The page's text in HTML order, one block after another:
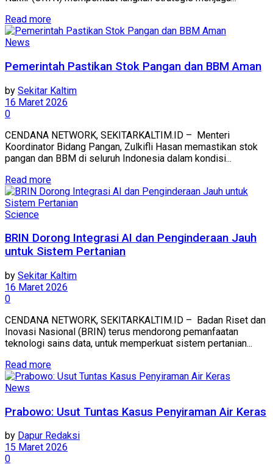
Read more
News
Pemerintah Pastikan Stok Pangan dan BBM Aman
by Sekitar Kaltim
16 Maret 2026
0
CENDANA NETWORK, SEKITARKALTIM.ID – Menteri
Koordinator Bidang Pangan, Zulkifli Hasan memastikan stok
pangan dan BBM di seluruh Indonesia dalam kondisi...
Read more
Science
BRIN Dorong Integrasi AI dan Penginderaan Jauh
untuk Sistem Pertanian
by Sekitar Kaltim
16 Maret 2026
0
CENDANA NETWORK, SEKITARKALTIM.ID – Badan Riset dan
Inovasi Nasional (BRIN) terus mendorong pemanfaatan
teknologi sains data, untuk memperkuat sistem pertanian...
Read more
News
Prabowo: Usut Tuntas Kasus Penyiraman Air Keras
by Dapur Redaksi
15 Maret 2026
0